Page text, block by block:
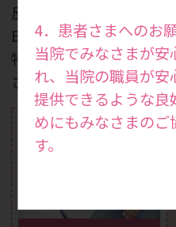
4．患者さまへのお
当院でみなさまが安
れ、当院の職員が安
提供できるような
めにもみなさまの
す。
反復着床不全の場合は
ERA検査で移植時期を
特定し、妊娠率を向上
させます。